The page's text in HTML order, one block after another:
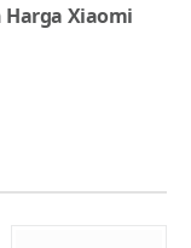
Harga Xiaomi